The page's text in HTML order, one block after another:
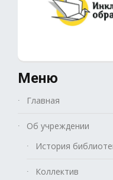
Меню
Главная
Об учреждении
История
Коллектив